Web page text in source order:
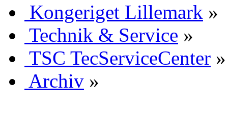
Kongeriget Lillemark »
Technik & Service »
TSC TecServiceCenter »
Archiv »